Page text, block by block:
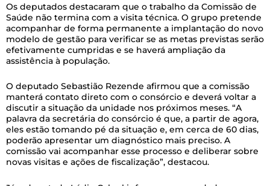
Os deputados destacaram que o trabalho da Comissão de
Saúde não termina com a visita técnica. O grupo pretende
acompanhar de forma permanente a implantação do novo
modelo de gestão para verificar se as metas previstas serão
efetivamente cumpridas e se haverá ampliação da
assistência à população.
O deputado Sebastião Rezende afirmou que a comissão
manterá contato direto com o consórcio e deverá voltar a
discutir a situação da unidade nos próximos meses. “A
palavra da secretária do consórcio é que, a partir de agora,
eles estão tomando pé da situação e, em cerca de 60 dias,
poderão apresentar um diagnóstico mais preciso. A
comissão vai acompanhar esse processo e deliberar sobre
novas visitas e ações de fiscalização”, destacou.